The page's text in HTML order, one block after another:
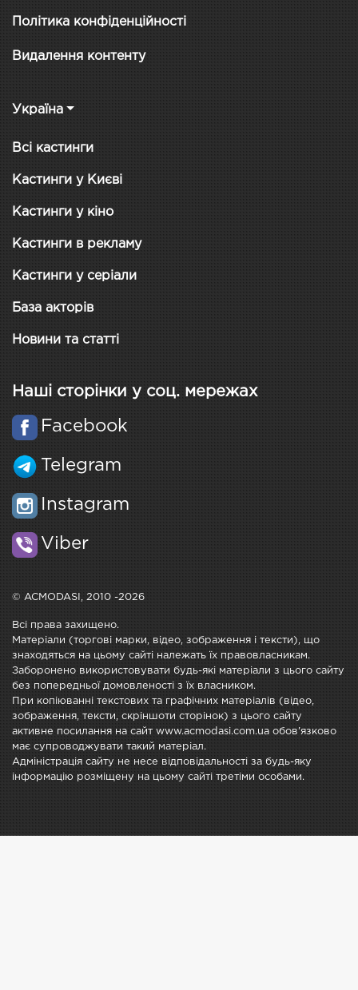
Політика конфіденційності
Видалення контенту
Україна
Всі кастинги
Кастинги у Києві
Кастинги у кіно
Кастинги в рекламу
Кастинги у серіали
База акторів
Новини та статті
Наші сторінки у соц. мережах
Facebook
Telegram
Instagram
Viber
© ACMODASI, 2010 -2026
Всі права захищено.
Матеріали (торгові марки, відео, зображення і тексти), що
знаходяться на цьому сайті належать їх правовласникам.
Заборонено використовувати будь-які матеріали з цього сайту
без попередньої домовленості з їх власником.
При копіюванні текстових та графічних матеріалів (відео,
зображення, тексти, скріншоти сторінок) з цього сайту
активне посилання на сайт www.acmodasi.com.ua обов'язково
має супроводжувати такий матеріал.
Адміністрація сайту не несе відповідальності за будь-яку
інформацію розміщену на цьому сайті третіми особами.